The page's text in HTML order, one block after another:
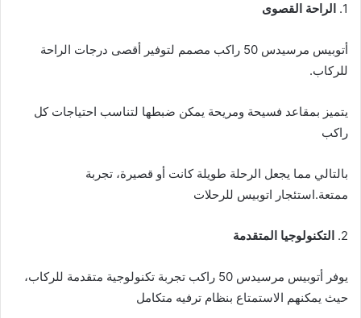
1. الراحة القصوى
أتوبيس مرسيدس 50 راكب مصمم لتوفير أقصى درجات الراحة
للركاب.
يتميز بمقاعد فسيحة ومريحة يمكن ضبطها لتناسب احتياجات كل
راكب
بالتالي مما يجعل الرحلة طويلة كانت أو قصيرة، تجربة
ممتعة.استئجار اتوبيس للرحلات
2. التكنولوجيا المتقدمة
يوفر أتوبيس مرسيدس 50 راكب تجربة تكنولوجية متقدمة للركاب،
حيث يمكنهم الاستمتاع بنظام ترفيه متكامل